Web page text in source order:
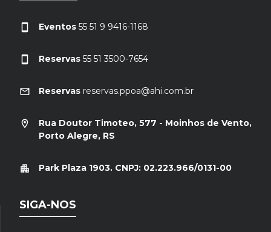
Eventos 55 51 9 9416-1168
Reservas 55 51 3500-7654
Reservas reservas.ppoa@ahi.com.br
Rua Doutor Timoteo, 577 - Moinhos de Vento,
Porto Alegre, RS
Park Plaza 1903. CNPJ: 02.223.966/0131-00
SIGA-NOS